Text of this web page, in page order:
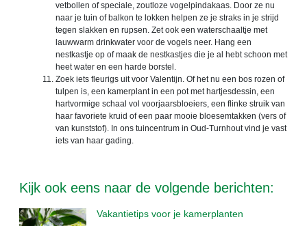
vetbollen of speciale, zoutloze vogelpindakaas. Door ze nu
naar je tuin of balkon te lokken helpen ze je straks in je strijd
tegen slakken en rupsen. Zet ook een waterschaaltje met
lauwwarm drinkwater voor de vogels neer. Hang een
nestkastje op of maak de nestkastjes die je al hebt schoon met
heet water en een harde borstel.
Zoek iets fleurigs uit voor Valentijn. Of het nu een bos rozen of
tulpen is, een kamerplant in een pot met hartjesdessin, een
hartvormige schaal vol voorjaarsbloeiers, een flinke struik van
haar favoriete kruid of een paar mooie bloesemtakken (vers of
van kunststof). In ons tuincentrum in Oud-Turnhout vind je vast
iets van haar gading.
Kijk ook eens naar de volgende berichten:
Vakantietips voor je kamerplanten